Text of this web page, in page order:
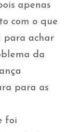
apenas
com o que
para achar
da
para as
foi